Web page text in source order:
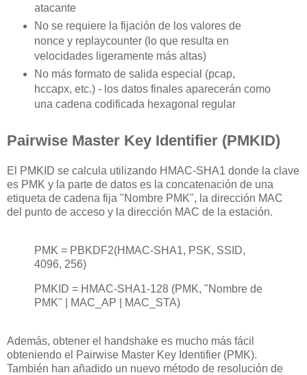
atacante
No se requiere la fijación de los valores de
nonce y replaycounter (lo que resulta en
velocidades ligeramente más altas)
No más formato de salida especial (pcap,
hccapx, etc.) - los datos finales aparecerán como
una cadena codificada hexagonal regular
Pairwise Master Key Identifier (PMKID)
El PMKID se calcula utilizando HMAC-SHA1 donde la clave
es PMK y la parte de datos es la concatenación de una
etiqueta de cadena fija "Nombre PMK", la dirección MAC
del punto de acceso y la dirección MAC de la estación.
PMK = PBKDF2(HMAC-SHA1, PSK, SSID,
4096, 256)
PMKID = HMAC-SHA1-128 (PMK, "Nombre de
PMK" | MAC_AP | MAC_STA)
Además, obtener el handshake es mucho más fácil
obteniendo el Pairwise Master Key Identifier (PMK).
También han añadido un nuevo método de resolución de